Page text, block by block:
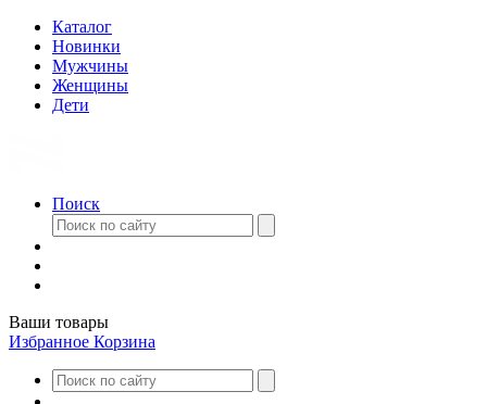
Каталог
Новинки
Мужчины
Женщины
Дети
Поиск
Ваши товары
Избранное Корзина